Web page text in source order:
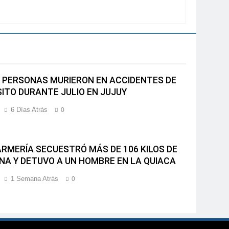
PERSONAS MURIERON EN ACCIDENTES DE
DURANTE JULIO EN JUJUY
6 Días Atrás 0
SECUESTRÓ MÁS DE 106 KILOS DE
Y DETUVO A UN HOMBRE EN LA QUIACA
1 Semana Atrás 0